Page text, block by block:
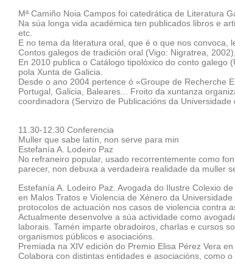
Mª Camiño Noia Campos foi catedrática de Literatura
Na súa longa vida académica ten publicados libros e
etc.
E no tema da literatura oral, que é o que nos convoca,
Contos galegos de tradición oral (Vigo: Nigratrea,
En 2010 publica o Catálogo tipolóxico do conto galego
pola Xunta de Galicia.
Desde o ano 2004 pertence ó «Groupe de Recherche
Portugal, Galicia, Baleares... Froito da xuntanza
coordinadora (Servizo de Publicacións da Universidade
11.30-12.30 Conferencia
Muller que sabe latín, non serve para min
Estefanía A. Lodeiro Paz
No refraneiro popular, usado recorrentemente como
parecer, non debuxa a verdadeira realidade da muller
Estefanía A. Lodeiro Paz. Avogada do Ilustre Colexio
en Malos Tratos e Violencia de Xénero da
protocolos de actuación nos casos de violencia contra
Actualmente desenvolve a súa actividade como
laborais. Tamén imparte obradoiros, charlas e cursos
organismos públicos e asociacións.
Premiada na XIV edición do Premio Elisa Pérez Vera
Colabora con distintas entidades e asociacións, como